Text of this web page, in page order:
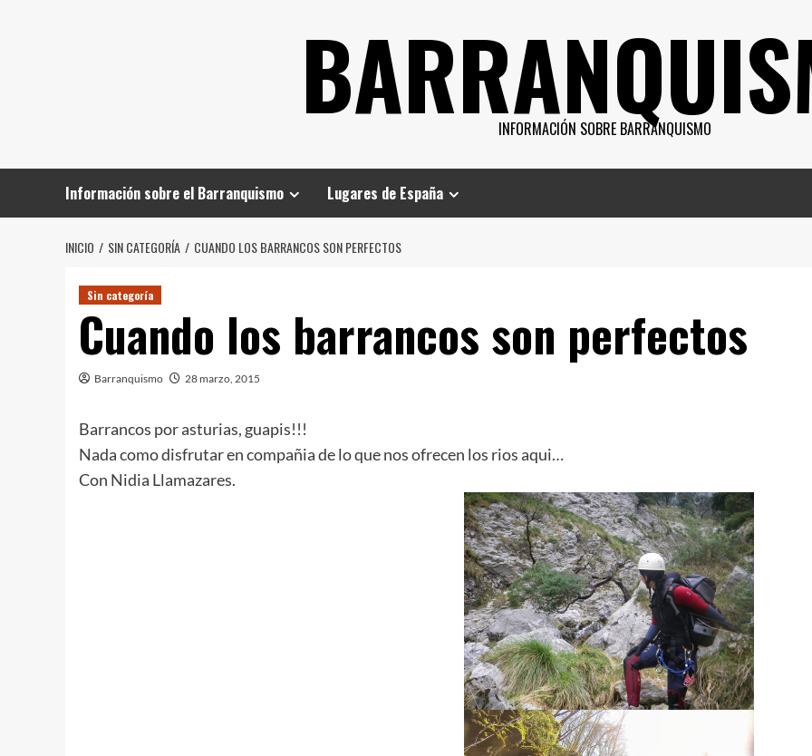
INFORMACIÓN SOBRE BARRANQUISMO
Información sobre el Barranquismo Lugares de España
INICIO SIN CATEGORÍA CUANDO LOS BARRANCOS SON PERFECTOS
Sin categoría
Cuando los barrancos son perfectos
Barranquismo 28 marzo, 2015
Barrancos por asturias, guapis!!!
Nada como disfrutar en compañia de lo que nos ofrecen los rios aqui…
Con Nidia Llamazares.